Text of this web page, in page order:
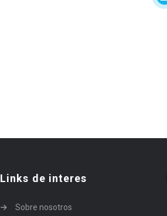
Links de interes
Sobre nosotros